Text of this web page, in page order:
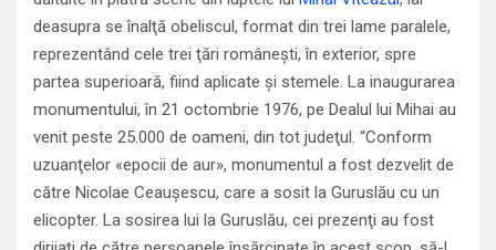
deasupra se înalţă obeliscul, format din trei lame paralele,
reprezentând cele trei ţări româneşti, în exterior, spre
partea superioară, fiind aplicate şi stemele. La inaugurarea
monumentului, în 21 octombrie 1976, pe Dealul lui Mihai au
venit peste 25.000 de oameni, din tot judeţul. “Conform
uzuanţelor «epocii de aur», monumentul a fost dezvelit de
către Nicolae Ceauşescu, care a sosit la Guruslău cu un
elicopter. La sosirea lui la Guruslău, cei prezenţi au fost